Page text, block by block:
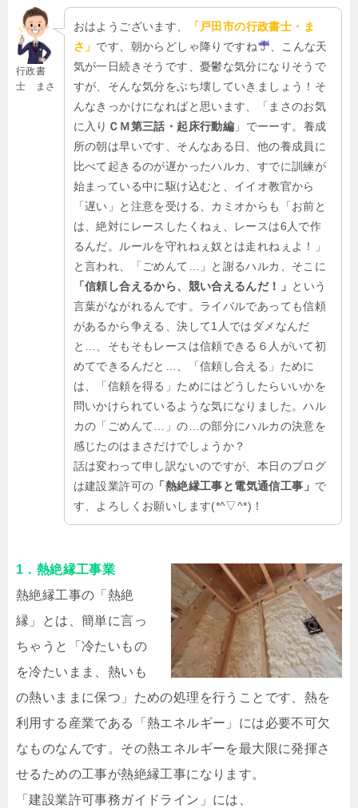
行政書
士 まさ
おはようございます、
「戸田市の行政書士・ま
さ」 です、朝からどしゃ降りですね
、こんな天
気が一日続きそうです、憂鬱な気分になりそうで
すが、そんな気分をぶち壊していきましょう！そ
んなきっかけになればと思います、「まさのお気
に入り ＣＭ第三話・起床行動編 」でーーす。養成
所の朝は早いです、そんなある日、他の養成員に
比べて起きるのが遅かったハルカ、すでに訓練が
始まっている中に駆け込むと、イイオ教官から
「遅い」と注意を受ける、カミオからも「お前と
は、絶対にレースしたくねぇ、レースは6人で作
るんだ。ルールを守れねぇ奴とは走れねぇよ！」
と言われ、「ごめんて…」と謝るハルカ、そこに
「信頼し合えるから、競い合えるんだ！」 という
言葉がながれるんです。ライバルであっても信頼
があるから争える、決して1人ではダメなんだ
と…、そもそもレースは信頼できる６人がいて初
めてできるんだと…、「信頼し合える」ために
は、「信頼を得る」ためにはどうしたらいいかを
問いかけられているような気になりました。ハル
カの「ごめんて…」の…の部分にハルカの決意を
感じたのはまさだけでしょうか？
話は変わって申し訳ないのですが、本日のブログ
は建設業許可の 「熱絶縁工事と電気通信工事」 で
す、よろしくお願いします(*^▽^*)！
1．熱絶縁工事業
熱絶縁工事の「熱絶
縁」とは、簡単に言っ
ちゃうと「冷たいもの
を冷たいまま、熱いも
の熱いままに保つ」ための処理を行うことです、熱を
利用する産業である「熱エネルギー」には必要不可欠
なものなんです。その熱エネルギーを最大限に発揮さ
せるための工事が熱絶縁工事になります。
「建設業許可事務ガイドライン」には、